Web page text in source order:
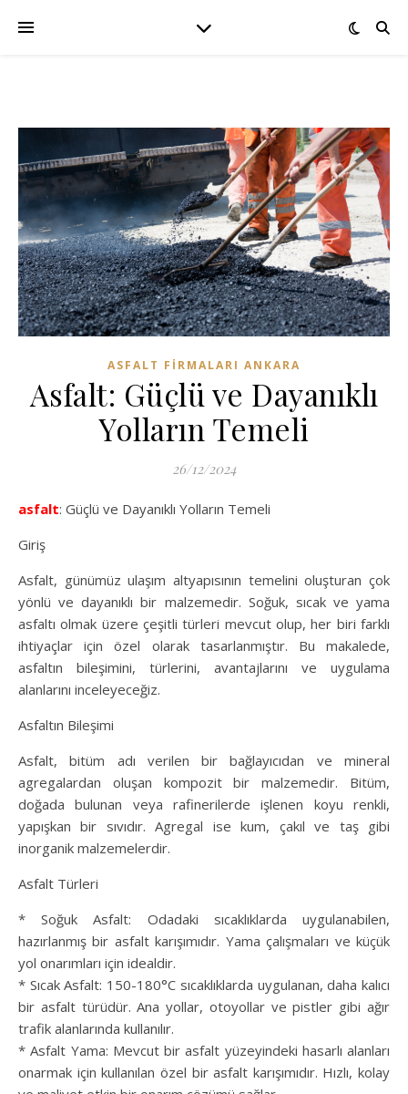
ASFALT FIRMALARI ANKARA
Asfalt: Güçlü ve Dayanıklı
Yolların Temeli
26/12/2024
asfalt: Güçlü ve Dayanıklı Yolların Temeli
Giriş
Asfalt, günümüz ulaşım altyapısının temelini oluşturan çok
yönlü ve dayanıklı bir malzemedir. Soğuk, sıcak ve yama
asfaltı olmak üzere çeşitli türleri mevcut olup, her biri farklı
ihtiyaçlar için özel olarak tasarlanmıştır. Bu makalede,
asfaltın bileşimini, türlerini, avantajlarını ve uygulama
alanlarını inceleyeceğiz.
Asfaltın Bileşimi
Asfalt, bitüm adı verilen bir bağlayıcıdan ve mineral
agregalardan oluşan kompozit bir malzemedir. Bitüm,
doğada bulunan veya rafinerilerde işlenen koyu renkli,
yapışkan bir sıvıdır. Agregal ise kum, çakıl ve taş gibi
inorganik malzemelerdir.
Asfalt Türleri
* Soğuk Asfalt: Odadaki sıcaklıklarda uygulanabilen,
hazırlanmış bir asfalt karışımıdır. Yama çalışmaları ve küçük
yol onarımları için idealdir.
* Sıcak Asfalt: 150-180°C sıcaklıklarda uygulanan, daha kalıcı
bir asfalt türüdür. Ana yollar, otoyollar ve pistler gibi ağır
trafik alanlarında kullanılır.
* Asfalt Yama: Mevcut bir asfalt yüzeyindeki hasarlı alanları
onarmak için kullanılan özel bir asfalt karışımıdır. Hızlı, kolay